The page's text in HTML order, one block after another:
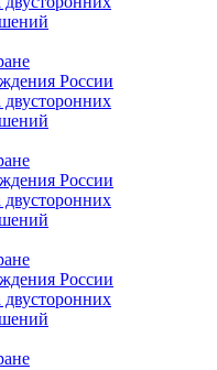
России
двусторонних
России
двусторонних
России
двусторонних